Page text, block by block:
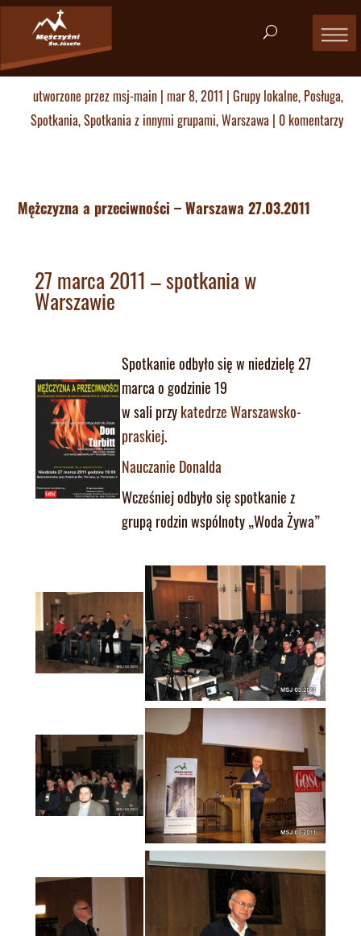
utworzone przezmsj-main| mar 8, 2011 | Grupy lokalne, Posługa,
Spotkania,Spotkania z innymi grupami,Warszawa| 0 komentarzy
Mężczyzna a przeciwności – Warszawa 27.03.2011
27 marca 2011 – spotkania w
Warszawie
Spotkanie odbyło się w niedzielę 27
marca o godzinie 19
w sali przykatedrze Warszawsko-
praskiej.
Nauczanie Donalda
Wcześniej odbyło się spotkanie z
grupą rodzin wspólnoty „Woda Żywa”